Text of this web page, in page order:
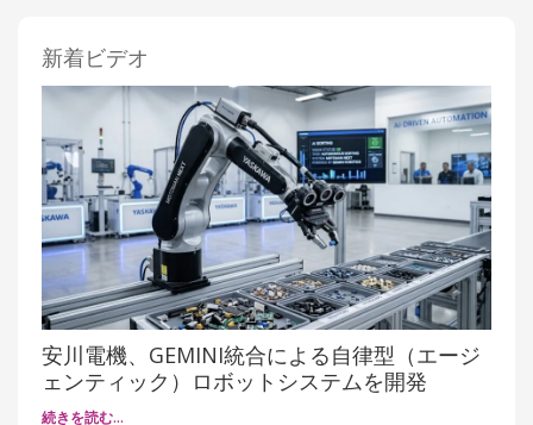
新着ビデオ
安川電機、GEMINI統合による自律型（エージ
ェンティック）ロボットシステムを開発
続きを読む…